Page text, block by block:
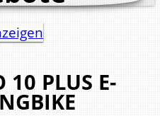
10 PLUS E-